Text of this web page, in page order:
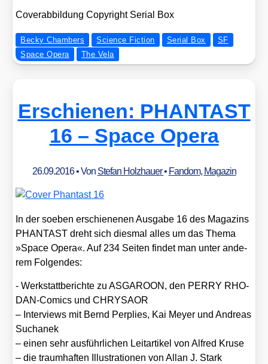
Cover­ab­bil­dung Copy­right Seri­al Box
Becky Chambers Science Fiction Serial Box
SF
Space Opera
The Vela
Erschienen: PHANTAST
16 – Space Opera
26.09.2016• Von Stefan Holzhauer• Fandom, Magazin
In der soeben erschie­ne­nen Aus­ga­be 16 des Maga­zins
PHANTAST dreht sich dies­mal alles um das The­ma
»Space Ope­ra«. Auf 234 Sei­ten fin­det man unter ande­
rem Fol­gen­des:
- Werk­statt­be­rich­te zu ASGAROON, den PERRY RHO­
DAN-Comics und CHRYSAOR
– Inter­views mit Bernd Perp­li­es, Kai Mey­er und Andre­as
Sucha­nek
– einen sehr aus­führ­li­chen Leit­ar­ti­kel von Alfred Kru­se
– die traum­haf­ten Illus­tra­tio­nen von Allan J. Stark